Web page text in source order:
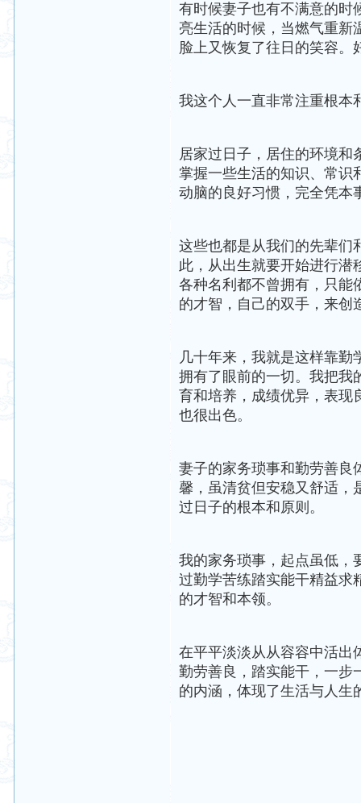
有时候妻子也有不满意的时
亮生活的时候，当燃气重新
脸上又恢复了往日的笑容。
我这个人一直非常注重根本
居家过日子，居住的环境和
掌握一些生活的知识、常识
动脑的良好习惯，完全凭本
这些也都是从我们的先辈们
此，从出生就要开始进行潜
各种名利都不曾拥有，只能
的才智，自己的双手，来创
几十年来，我就是这样靠
拥有了眼前的一切。我把我
育和培养，成绩优异，表现
也很出色。
妻子的家务琐事和勤劳善良
馨，虽清贫但安稳又舒适，
过日子的根本和原则。
我的家务琐事，起点虽低，
过勤学苦练踏实能干精益求
的才智和本领。
在平平淡淡从从容容中活出
勤劳善良，踏实能干，一步
的内涵，体现了生活与人生